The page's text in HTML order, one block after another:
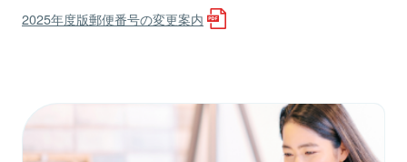
2025年度版郵便番号の変更案内